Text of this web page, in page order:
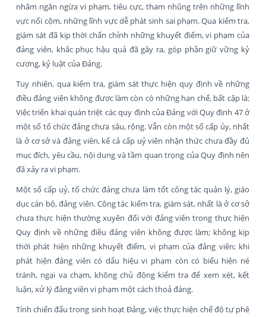
nhằm ngăn ngừa vi phạm, tiêu cực, tham nhũng trên những lĩnh
vực nổi cộm, những lĩnh vực dễ phát sinh sai phạm. Qua kiểm tra,
giám sát đã kịp thời chấn chỉnh những khuyết điểm, vi phạm của
đảng viên, khắc phục hậu quả đã gây ra, góp phần giữ vững kỷ
cương, kỷ luật của Đảng.
Tuy nhiên, qua kiểm tra, giám sát thực hiện quy định về những
điều đảng viên không được làm còn có những hạn chế, bất cập là:
Việc triển khai quán triệt các quy định của Đảng với Quy định 47 ở
một số tổ chức đảng chưa sâu, rộng. Vẫn còn một số cấp ủy, nhất
là ở cơ sở và đảng viên, kể cả cấp uỷ viên nhận thức chưa đầy đủ
mục đích, yêu cầu, nội dung và tầm quan trọng của Quy định nên
đã xảy ra vi phạm.
Một số cấp uỷ, tổ chức đảng chưa làm tốt công tác quản lý, giáo
dục cán bộ, đảng viên. Công tác kiểm tra, giám sát, nhất là ở cơ sở
chưa thực hiện thường xuyên đối với đảng viên trong thực hiện
Quy định về những điều đảng viên không được làm; không kịp
thời phát hiện những khuyết điểm, vi phạm của đảng viên; khi
phát hiện đảng viên có dấu hiệu vi phạm còn có biểu hiện né
tránh, ngại va chạm, không chủ động kiểm tra để xem xét, kết
luận, xử lý đảng viên vi phạm một cách thoả đáng.
Tính chiến đấu trong sinh hoạt Đảng, việc thực hiện chế độ tự phê